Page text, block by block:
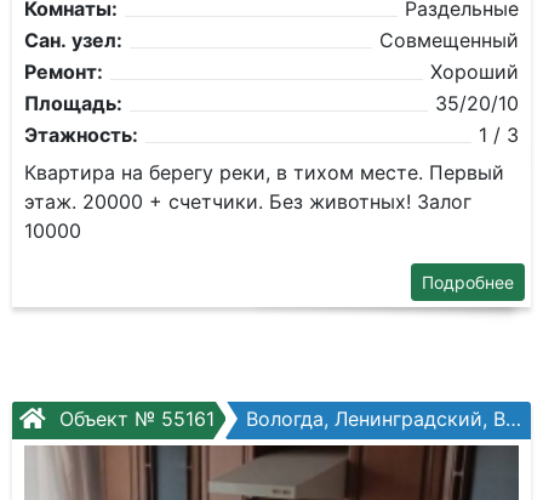
Комнаты:
Раздельные
Сан. узел:
Совмещенный
Ремонт:
Хороший
Площадь:
35/20/10
Этажность:
1 / 3
Квартира на берегу реки, в тихом месте. Первый
этаж. 20000 + счетчики. Без животных! Залог
10000
Подробнее
Объект № 55161 Вологда, Ленинградский, Возрождения ул, №78